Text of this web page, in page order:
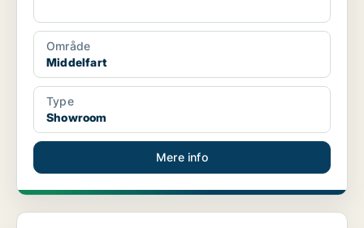
Område
Middelfart
Type
Showroom
Mere info
Lager i Odense SØ